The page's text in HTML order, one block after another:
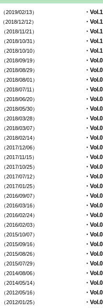
（2019/02/13） ・
（2018/12/12） ・
（2018/11/21） ・
（2018/10/31） ・
（2018/10/10） ・
（2018/09/19） ・
（2018/08/29） ・
（2018/08/01） ・
（2018/07/11） ・
（2018/06/20） ・
（2018/05/30） ・
（2018/03/28） ・
（2018/03/07） ・
（2018/02/14） ・
（2017/12/06） ・
（2017/11/15） ・
（2017/10/25） ・
（2017/07/12） ・
（2017/01/25） ・
（2016/09/07） ・
（2016/03/16） ・
（2016/02/24） ・
（2016/02/03） ・
（2015/10/07） ・
（2015/09/16） ・
（2015/08/26） ・
（2015/07/29） ・
（2014/08/06） ・
（2014/05/14） ・
（2012/05/16） ・
（2012/01/25） ・